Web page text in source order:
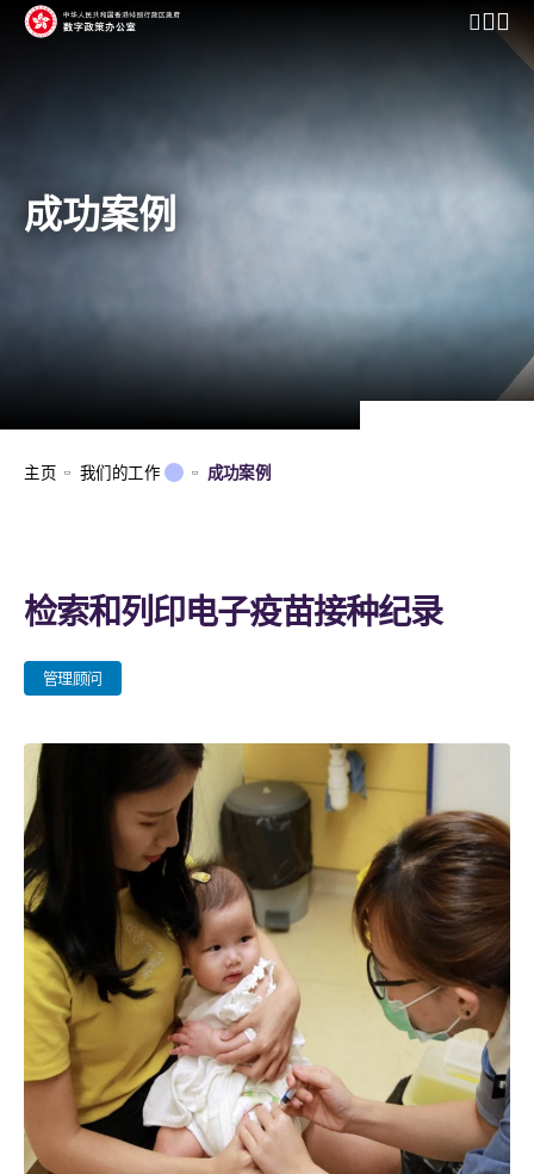
开启行
成功案例
主页 我们的工作 成功案例
检索和列印电子疫苗接种纪录
管理顾问